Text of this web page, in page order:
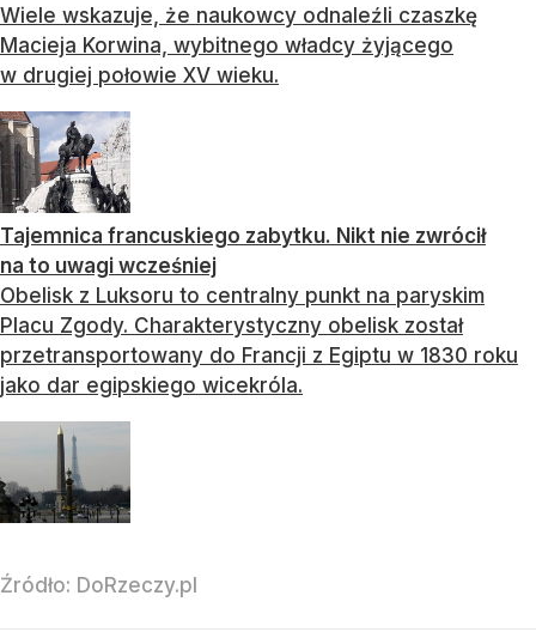
Wiele wskazuje, że naukowcy odnaleźli czaszkę
Macieja Korwina, wybitnego władcy żyjącego
w drugiej połowie XV wieku.
Tajemnica francuskiego zabytku. Nikt nie zwrócił
na to uwagi wcześniej
Obelisk z Luksoru to centralny punkt na paryskim
Placu Zgody. Charakterystyczny obelisk został
przetransportowany do Francji z Egiptu w 1830 roku
jako dar egipskiego wicekróla.
Źródło: DoRzeczy.pl